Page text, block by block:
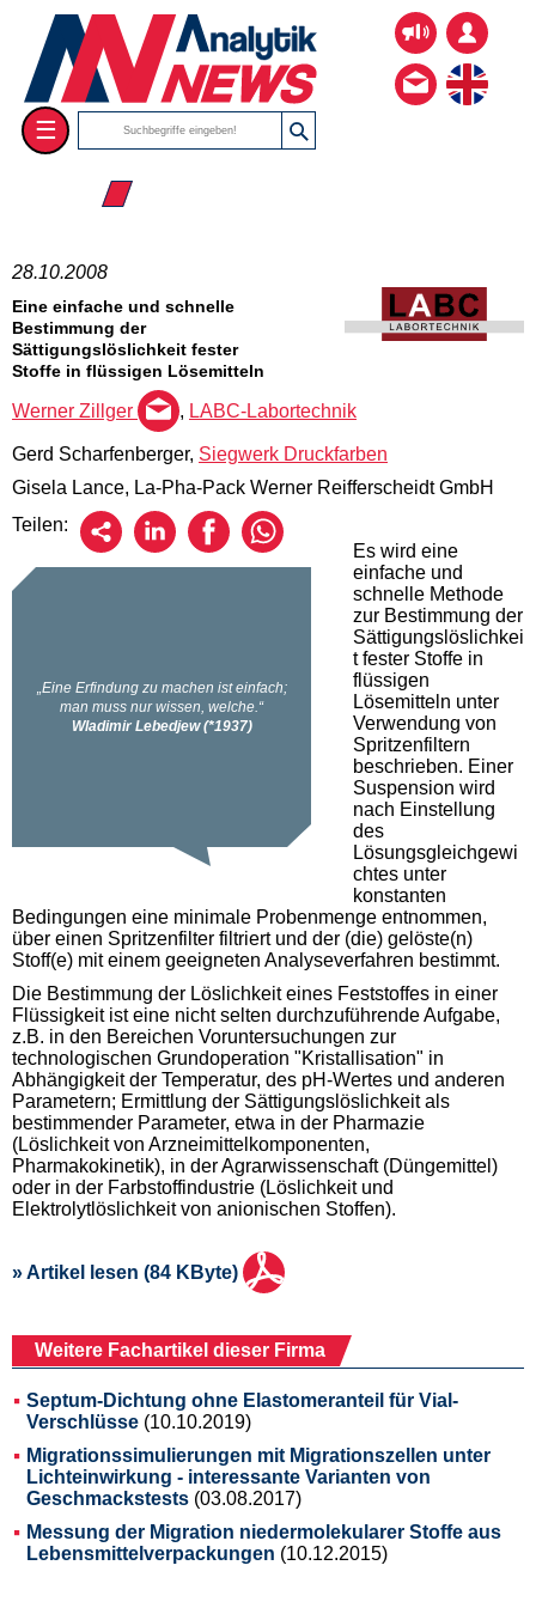
☰
☰ 2008
28.10.2008
Eine einfache und schnelle
Bestimmung der
Sättigungslöslichkeit fester
Stoffe in flüssigen Lösemitteln
Werner Zillger , LABC-Labortechnik
Gerd Scharfenberger, Siegwerk Druckfarben
Gisela Lance, La-Pha-Pack Werner Reifferscheidt GmbH
Teilen:
Es wird eine
einfache und
schnelle Methode
zur Bestimmung der
Sättigungslöslichkei
t fester Stoffe in
flüssigen
Lösemitteln unter
Verwendung von
Spritzenfiltern
beschrieben. Einer
Suspension wird
nach Einstellung
des
Lösungsgleichgewi
chtes unter
konstanten
Bedingungen eine minimale Probenmenge entnommen,
über einen Spritzenfilter filtriert und der (die) gelöste(n)
Stoff(e) mit einem geeigneten Analyseverfahren bestimmt.
Die Bestimmung der Löslichkeit eines Feststoffes in einer
Flüssigkeit ist eine nicht selten durchzuführende Aufgabe,
z.B. in den Bereichen Voruntersuchungen zur
technologischen Grundoperation "Kristallisation" in
Abhängigkeit der Temperatur, des pH-Wertes und anderen
Parametern; Ermittlung der Sättigungslöslichkeit als
bestimmender Parameter, etwa in der Pharmazie
(Löslichkeit von Arzneimittelkomponenten,
Pharmakokinetik), in der Agrarwissenschaft (Düngemittel)
oder in der Farbstoffindustrie (Löslichkeit und
Elektrolytlöslichkeit von anionischen Stoffen).
» Artikel lesen (84 KByte)
Weitere Fachartikel dieser Firma
Septum-Dichtung ohne Elastomeranteil für Vial-
Verschlüsse (10.10.2019)
Migrationssimulierungen mit Migrationszellen unter
Lichteinwirkung - interessante Varianten von
Geschmackstests (03.08.2017)
Messung der Migration niedermolekularer Stoffe aus
Lebensmittelverpackungen (10.12.2015)